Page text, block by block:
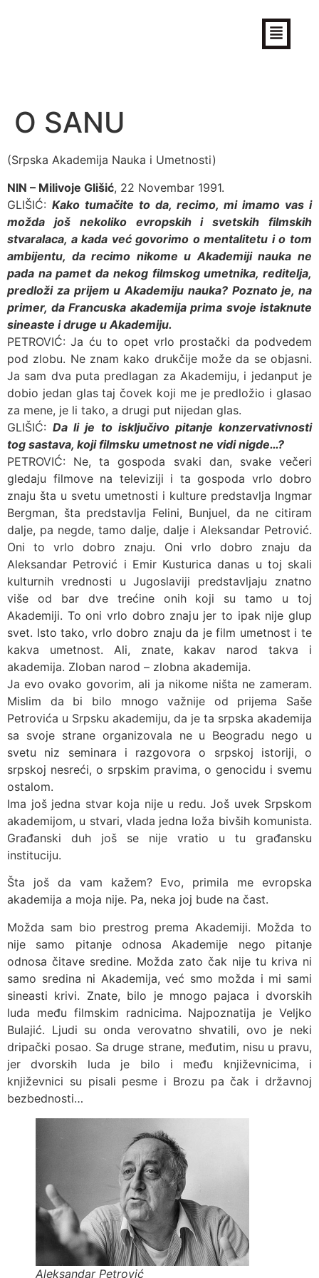
O SANU
(Srpska Akademija Nauka i Umetnosti)
NIN – Milivoje Glišić, 22 Novembar 1991.
GLIŠIĆ: Kako tumačite to da, recimo, mi imamo vas i
možda još nekoliko evropskih i svetskih filmskih
stvaralaca, a kada već govorimo o mentalitetu i o tom
ambijentu, da recimo nikome u Akademiji nauka ne
pada na pamet da nekog filmskog umetnika, reditelja,
predloži za prijem u Akademiju nauka? Poznato je, na
primer, da Francuska akademija prima svoje istaknute
sineaste i druge u Akademiju.
PETROVIĆ: Ja ću to opet vrlo prostački da podvedem
pod zlobu. Ne znam kako drukčije može da se objasni.
Ja sam dva puta predlagan za Akademiju, i jedanput je
dobio jedan glas taj čovek koji me je predložio i glasao
za mene, je li tako, a drugi put nijedan glas.
GLIŠIĆ:Da li je to isključivo pitanje konzervativnosti
tog sastava, koji filmsku umetnost ne vidi nigde…?
PETROVIĆ: Ne, ta gospoda svaki dan, svake večeri
gledaju filmove na televiziji i ta gospoda vrlo dobro
znaju šta u svetu umetnosti i kulture predstavlja Ingmar
Bergman, šta predstavlja Felini, Bunjuel, da ne citiram
dalje, pa negde, tamo dalje, dalje i Aleksandar Petrović.
Oni to vrlo dobro znaju. Oni vrlo dobro znaju da
Aleksandar Petrović i Emir Kusturica danas u toj skali
kulturnih vrednosti u Jugoslaviji predstavljaju znatno
više od bar dve trećine onih koji su tamo u toj
Akademiji. To oni vrlo dobro znaju jer to ipak nije glup
svet. Isto tako, vrlo dobro znaju da je film umetnost i te
kakva umetnost. Ali, znate, kakav narod takva i
akademija. Zloban narod – zlobna akademija.
Ja evo ovako govorim, ali ja nikome ništa ne zameram.
Mislim da bi bilo mnogo važnije od prijema Saše
Petrovića u Srpsku akademiju, da je ta srpska akademija
sa svoje strane organizovala ne u Beogradu nego u
svetu niz seminara i razgovora o srpskoj istoriji, o
srpskoj nesreći, o srpskim pravima, o genocidu i svemu
ostalom.
Ima još jedna stvar koja nije u redu. Još uvek Srpskom
akademijom, u stvari, vlada jedna loža bivših komunista.
Građanski duh još se nije vratio u tu građansku
instituciju.
Šta još da vam kažem? Evo, primila me evropska
akademija a moja nije. Pa, neka joj bude na čast.
Možda sam bio prestrog prema Akademiji. Možda to
nije samo pitanje odnosa Akademije nego pitanje
odnosa čitave sredine. Možda zato čak nije tu kriva ni
samo sredina ni Akademija, već smo možda i mi sami
sineasti krivi. Znate, bilo je mnogo pajaca i dvorskih
luda među filmskim radnicima. Najpoznatija je Veljko
Bulajić. Ljudi su onda verovatno shvatili, ovo je neki
dripački posao. Sa druge strane, međutim, nisu u pravu,
jer dvorskih luda je bilo i među književnicima, i
književnici su pisali pesme i Brozu pa čak i državnoj
bezbednosti…
Aleksandar Petrović